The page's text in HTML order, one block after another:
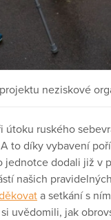
neziskové
útoku ruského
to díky vybavení
jednotce dodali již v
našich
a setkání s
uvědomili, jak